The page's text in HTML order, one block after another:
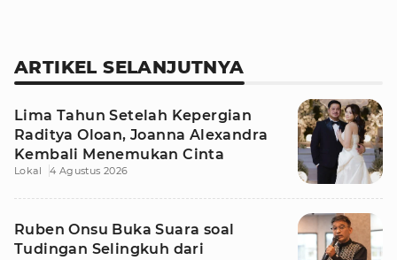
ARTIKEL SELANJUTNYA
Lima Tahun Setelah Kepergian
Raditya Oloan, Joanna Alexandra
Kembali Menemukan Cinta
Lokal 4 Agustus 2026
Ruben Onsu Buka Suara soal
Tudingan Selingkuh dari